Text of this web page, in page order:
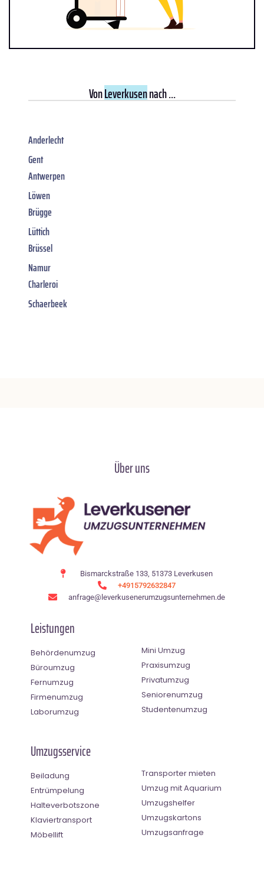
VonLeverkusennach ...
Anderlecht
Gent
Antwerpen
Löwen
Brügge
Lüttich
Brüssel
Namur
Charleroi
Schaerbeek
Über uns
Bismarckstraße 133, 51373 Leverkusen
+4915792632847
anfrage@leverkusenerumzugsunternehmen.de
Leistungen
Behördenumzug
Büroumzug
Fernumzug
Firmenumzug
Laborumzug
Mini Umzug
Praxisumzug
Privatumzug
Seniorenumzug
Studentenumzug
Umzugsservice
Beiladung
Entrümpelung
Halteverbotszone
Klaviertransport
Möbellift
Transporter mieten
Umzug mit Aquarium
Umzugshelfer
Umzugskartons
Umzugsanfrage